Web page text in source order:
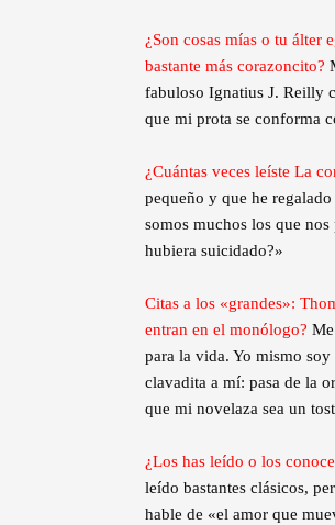
¿Son cosas mías o tu álter
bastante más corazoncito?
fabuloso Ignatius J. Reilly
que mi prota se conforma
¿Cuántas veces leíste La
pequeño y que he
somos muchos los que
hubiera suicidado?»
Citas a los «grandes»:
entran en el monólogo?
para la vida. Yo mismo
clavadita a mí: pasa de la
que mi novelaza sea un
¿Los has leído o los
leído bastantes clásicos,
hable de «el amor que